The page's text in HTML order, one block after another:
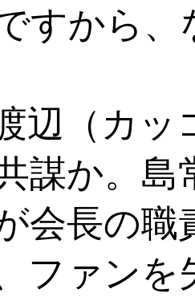
すから
辺（カッ
謀か。島
会長の
ファン